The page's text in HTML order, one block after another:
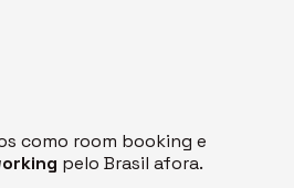
como room booking e
pelo Brasil afora.